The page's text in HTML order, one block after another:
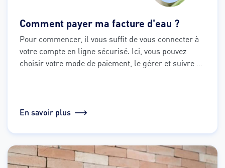
Comment payer ma facture d'eau ?
Pour commencer, il vous suffit de vous connecter à
votre compte en ligne sécurisé. Ici, vous pouvez
choisir votre mode de paiement, le gérer et suivre
En savoir plus